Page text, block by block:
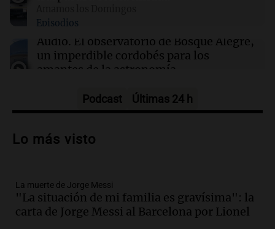
Episodios
Audio. El observatorio de Bosque Alegre,
un imperdible cordobés para los
amantes de la astronomía
Audio.“No entendíamos qué cantaban”:
revolucionado por hinchas argentinos
Audio.Crisis diplomática: el embajador
argentino regresa al país tras conflicto
con Brasil
Podcast Últimas 24 h
Lo más visto
La muerte de Jorge Messi
"La situación de mi familia es gravísima": la
carta de Jorge Messi al Barcelona por Lionel